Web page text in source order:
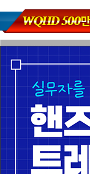
브랜드별 검색
NVR-IP 시리즈
POE
130만 210만